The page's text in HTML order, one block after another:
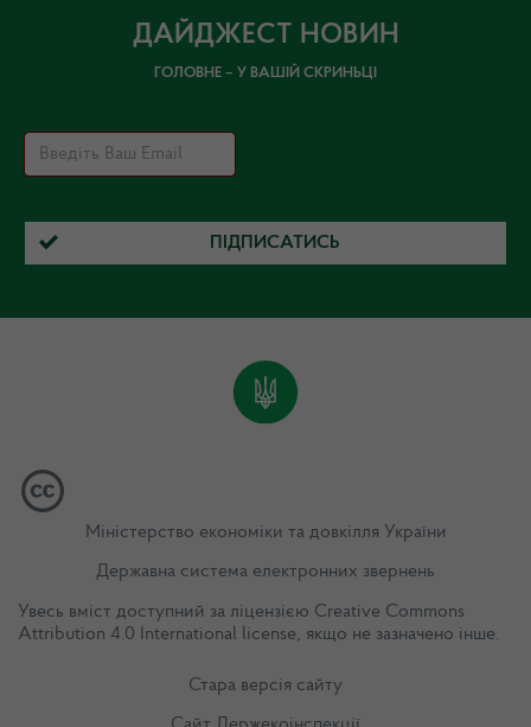
ДАЙДЖЕСТ НОВИН
ГОЛОВНЕ – У ВАШІЙ СКРИНЬЦІ
ПІДПИСАТИСЬ
Міністерство економіки та довкілля України
Державна система електронних звернень
Увесь вміст доступний за ліцензією Creative Commons
Attribution 4.0 International license, якщо не зазначено інше.
Стара версія сайту